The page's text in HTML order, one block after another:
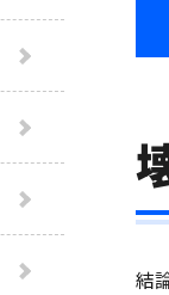
結